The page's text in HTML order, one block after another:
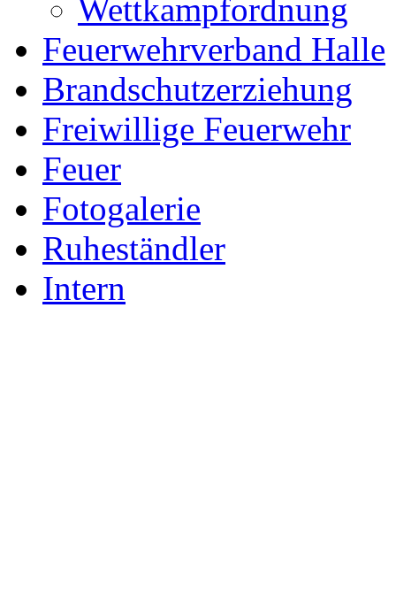
Wettkampfordnung
Feuerwehrverband Halle
Brandschutzerziehung
Freiwillige Feuerwehr
Feuer
Fotogalerie
Ruheständler
Intern